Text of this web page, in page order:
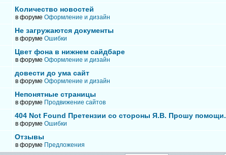
Количество новостей
в форуме Оформление и дизайн
Не загружаются документы
в форуме Ошибки
Цвет фона в нижнем сайдбаре
в форуме Оформление и дизайн
довести до ума сайт
в форуме Оформление и дизайн
Непонятные страницы
в форуме Продвижение сайтов
404 Not Found Претензии со стороны Я.В. Прошу помощи.
в форуме Ошибки
Отзывы
в форуме Предложения